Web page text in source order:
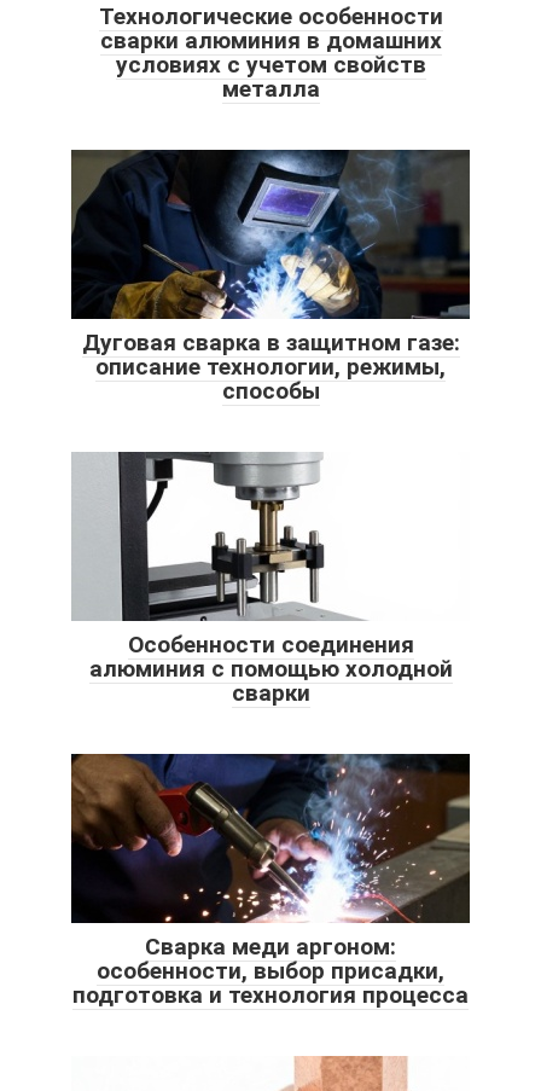
Технологические особенности
сварки алюминия в домашних
условиях с учетом свойств
металла
Дуговая сварка в защитном газе:
описание технологии, режимы,
способы
Особенности соединения
алюминия с помощью холодной
сварки
Сварка меди аргоном:
особенности, выбор присадки,
подготовка и технология процесса